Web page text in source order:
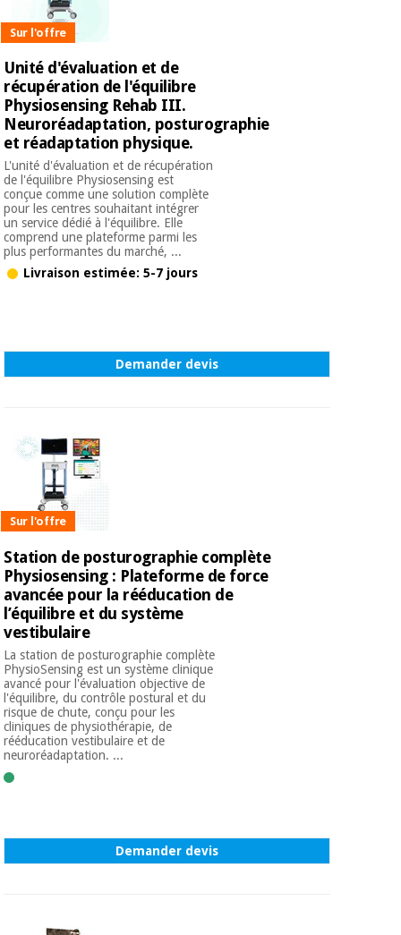
Sur l'offre
Unité d'évaluation et de
récupération de l'équilibre
Physiosensing Rehab III.
Neuroréadaptation, posturographie
et réadaptation physique.
L'unité d'évaluation et de récupération
de l'équilibre Physiosensing est
conçue comme une solution complète
pour les centres souhaitant intégrer
un service dédié à l'équilibre. Elle
comprend une plateforme parmi les
plus performantes du marché, ...
Livraison estimée: 5-7 jours
Demander devis
Sur l'offre
Station de posturographie complète
Physiosensing : Plateforme de force
avancée pour la rééducation de
l’équilibre et du système
vestibulaire
La station de posturographie complète
PhysioSensing est un système clinique
avancé pour l'évaluation objective de
l'équilibre, du contrôle postural et du
risque de chute, conçu pour les
cliniques de physiothérapie, de
rééducation vestibulaire et de
neuroréadaptation. ...
Demander devis